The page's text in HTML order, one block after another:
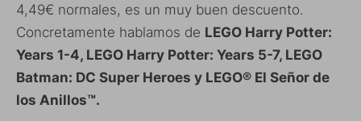
4,49€ normales, es un muy buen descuento.
Concretamente hablamos de LEGO Harry Potter:
Years 1-4, LEGO Harry Potter: Years 5-7, LEGO
Batman: DC Super Heroes y LEGO® El Señor de
los Anillos™.